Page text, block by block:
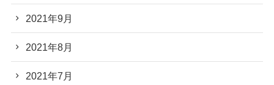
2021年9月
2021年8月
2021年7月